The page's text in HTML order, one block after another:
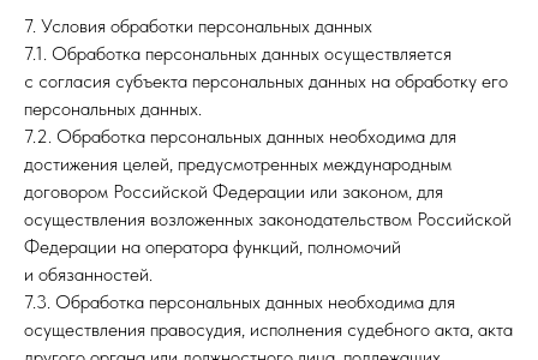
7. Условия обработки персональных данных
7.1. Обработка персональных данных осуществляется
с согласия субъекта персональных данных на обработку его
персональных данных.
7.2. Обработка персональных данных необходима для
достижения целей, предусмотренных международным
договором Российской Федерации или законом, для
осуществления возложенных законодательством Российской
Федерации на оператора функций, полномочий
и обязанностей.
7.3. Обработка персональных данных необходима для
осуществления правосудия, исполнения судебного акта, акта